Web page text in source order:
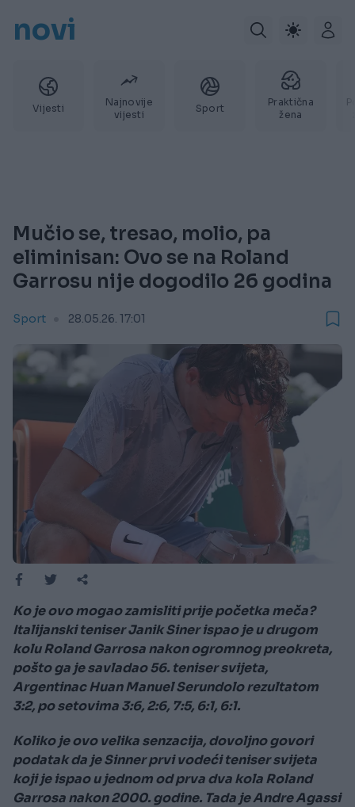
novi
Vijesti
Najnovije
vijesti
Sport
Praktična
žena
Mučio se, tresao, molio, pa
eliminisan: Ovo se na Roland
Garrosu nije dogodilo 26 godina
Sport 28.05.26. 17:01
Ko je ovo mogao zamisliti prije početka meča?
Italijanski teniser Janik Siner ispao je u drugom
kolu Roland Garrosa nakon ogromnog preokreta,
pošto ga je savladao 56. teniser svijeta,
Argentinac Huan Manuel Serundolo rezultatom
3:2, po setovima 3:6, 2:6, 7:5, 6:1, 6:1.
Koliko je ovo velika senzacija, dovoljno govori
podatak da je Sinner prvi vodeći teniser svijeta
koji je ispao u jednom od prva dva kola Roland
Garrosa nakon 2000. godine. Tada je Andre Agassi